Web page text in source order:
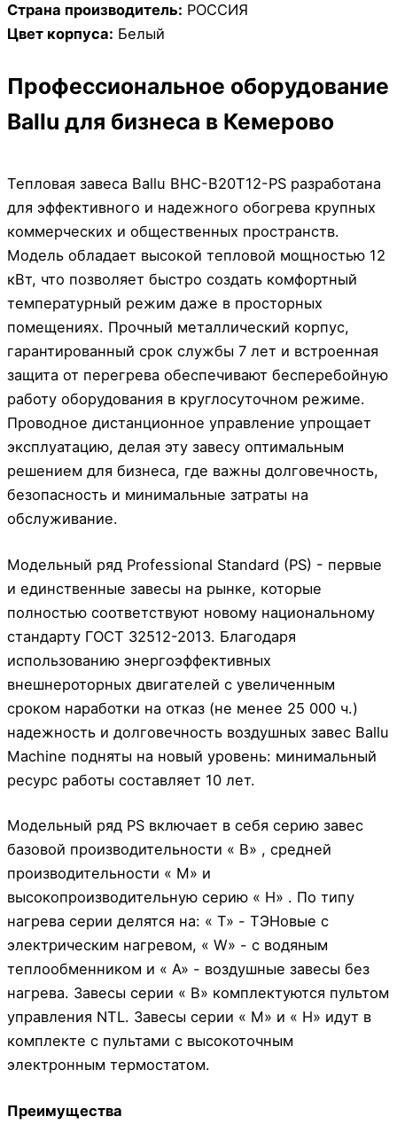
Страна производитель: РОССИЯ
Цвет корпуса: Белый
Профессиональное оборудование
Ballu для бизнеса в Кемерово
Тепловая завеса Ballu BHC-B20T12-PS разработана
для эффективного и надежного обогрева крупных
коммерческих и общественных пространств.
Модель обладает высокой тепловой мощностью 12
кВт, что позволяет быстро создать комфортный
температурный режим даже в просторных
помещениях. Прочный металлический корпус,
гарантированный срок службы 7 лет и встроенная
защита от перегрева обеспечивают бесперебойную
работу оборудования в круглосуточном режиме.
Проводное дистанционное управление упрощает
эксплуатацию, делая эту завесу оптимальным
решением для бизнеса, где важны долговечность,
безопасность и минимальные затраты на
обслуживание.
Модельный ряд Professional Standard (PS) - первые
и единственные завесы на рынке, которые
полностью соответствуют новому национальному
стандарту ГОСТ 32512-2013. Благодаря
использованию энергоэффективных
внешнероторных двигателей с увеличенным
сроком наработки на отказ (не менее 25 000 ч.)
надежность и долговечность воздушных завес Ballu
Machine подняты на новый уровень: минимальный
ресурс работы составляет 10 лет.
Модельный ряд PS включает в себя серию завес
базовой производительности « B» , средней
производительности « M» и
высокопроизводительную серию « H» . По типу
нагрева серии делятся на: « T» - ТЭНовые с
электрическим нагревом, « W» - с водяным
теплообменником и « A» - воздушные завесы без
нагрева. Завесы серии « B» комплектуются пультом
управления NTL. Завесы серии « M» и « H» идут в
комплекте с пультами с высокоточным
электронным термостатом.
Преимущества